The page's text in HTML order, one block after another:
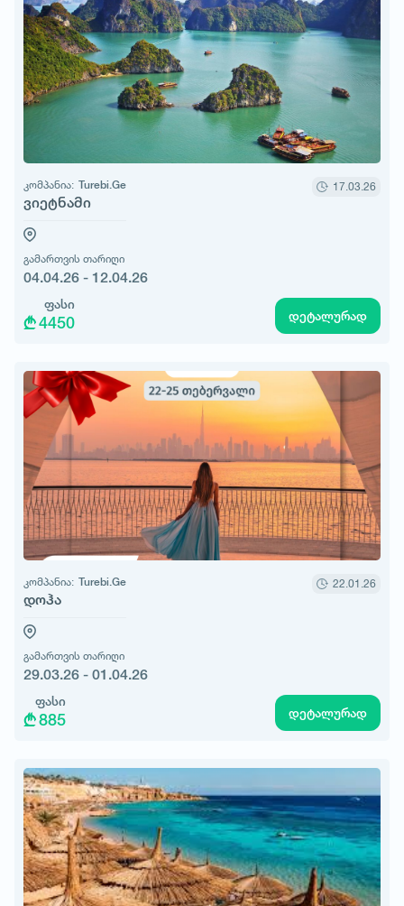
კომპანია: Turebi.Ge
ვიეტნამი
17.03.26
გამართვის თარიღი
04.04.26 - 12.04.26
ფასი
4450 დეტალურად
კომპანია: Turebi.Ge
დოჰა
22.01.26
გამართვის თარიღი
29.03.26 - 01.04.26
ფასი
885 დეტალურად